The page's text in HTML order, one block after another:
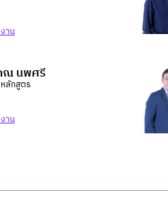
าน
ณ นพศรี
ลักสูตร
าน